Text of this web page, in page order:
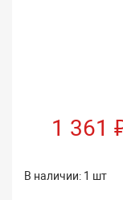
1 361
В наличии: 1 шт